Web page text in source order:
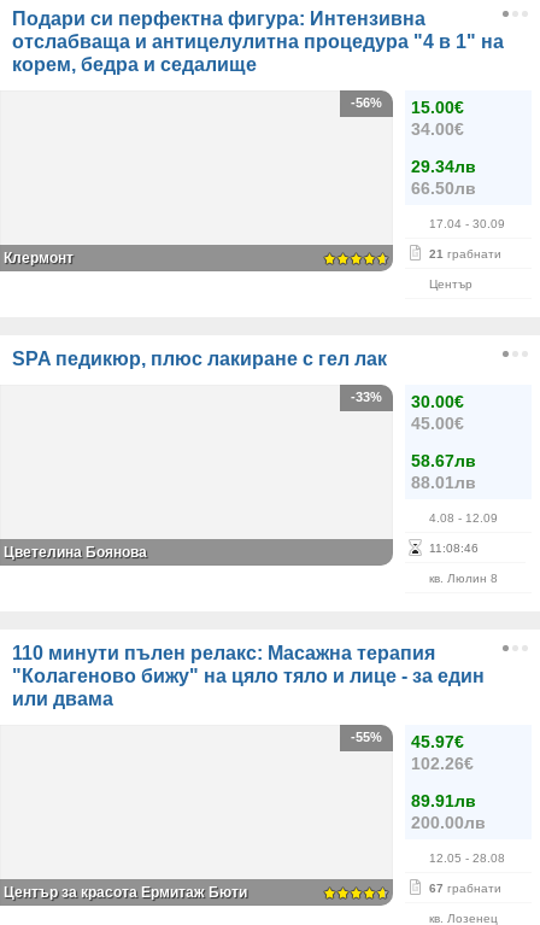
Подари си перфектна фигура: Интензивна
отслабваща и антицелулитна процедура "4 в 1" на
корем, бедра и седалище
15.00€
34.00€
29.34лв
66.50лв
17.04 - 30.09
21 грабнати
Център
-56%
Клермонт
SPA педикюр, плюс лакиране с гел лак
30.00€
45.00€
58.67лв
88.01лв
4.08 - 12.09
11 :08:46
кв. Люлин 8
-33%
Цветелина Боянова
110 минути пълен релакс: Масажна терапия
"Колагеново бижу" на цяло тяло и лице - за един
или двама
45.97€
102.26€
89.91лв
200.00лв
12.05 - 28.08
67 грабнати
кв. Лозенец
-55%
Център за красота Ермитаж Бюти